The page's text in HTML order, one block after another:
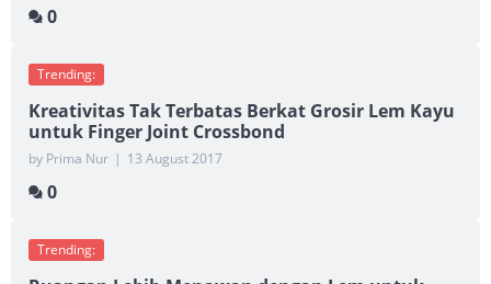
0
Trending:
Kreativitas Tak Terbatas Berkat Grosir Lem Kayu
untuk Finger Joint Crossbond
by Prima Nur | 13 August 2017
0
Trending: